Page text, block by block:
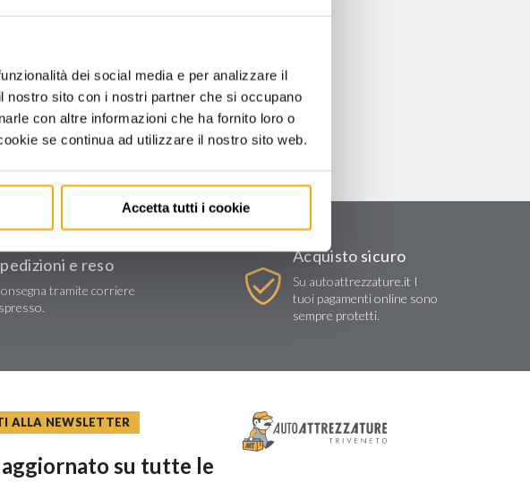
dei social media e per analizzare il
sito con i nostri partner che si occupano
con altre informazioni che ha fornito loro o
se continua ad utilizzare il nostro sito web.
Accetta tutti i cookie
e reso
tramite corriere
Acquisto sicuro
Su autoattrezzature.it I
tuoi pagamenti online sono
sempre protetti.
ALLA NEWSLETTER
aggiornato su tutte le